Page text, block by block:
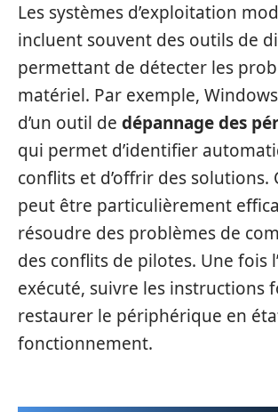
Les systèmes d’exploitation
incluent souvent des outils de
permettant de détecter les
matériel. Par exemple,
d’un outil de dépannage des
qui permet d’identifier
conflits et d’offrir des solutions.
peut être particulièrement
résoudre des problèmes de
des conflits de pilotes. Une fois
exécuté, suivre les instructions
restaurer le périphérique en
fonctionnement.